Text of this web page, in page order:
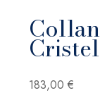
183,00 €